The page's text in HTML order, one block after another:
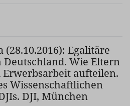
Egalitäre
Wie Eltern
aufteilen.
Wissenschaftlichen
DJI, München